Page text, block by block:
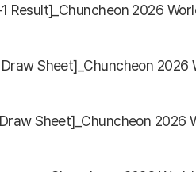
1 Result]_Chuncheon 2026